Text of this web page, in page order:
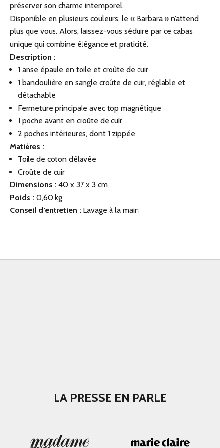
préserver son charme intemporel.
Disponible en plusieurs couleurs, le « Barbara » n’attend
plus que vous. Alors, laissez-vous séduire par ce cabas
unique qui combine élégance et praticité.
Description :
1 anse épaule en toile et croûte de cuir
1 bandoulière en sangle croûte de cuir, réglable et
détachable
Fermeture principale avec top magnétique
1 poche avant en croûte de cuir
2 poches intérieures, dont 1 zippée
Matières :
Toile de coton délavée
Croûte de cuir
Dimensions : 40 x 37 x 3 cm
Poids : 0,60 kg
Conseil d’entretien : Lavage à la main
LA PRESSE EN PARLE